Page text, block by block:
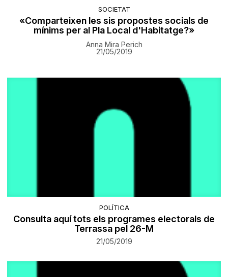
SOCIETAT
«Comparteixen les sis propostes socials de
mínims per al Pla Local d'Habitatge?»
Anna Mira Perich
21/05/2019
POLÍTICA
Consulta aquí tots els programes electorals de
Terrassa pel 26-M
21/05/2019